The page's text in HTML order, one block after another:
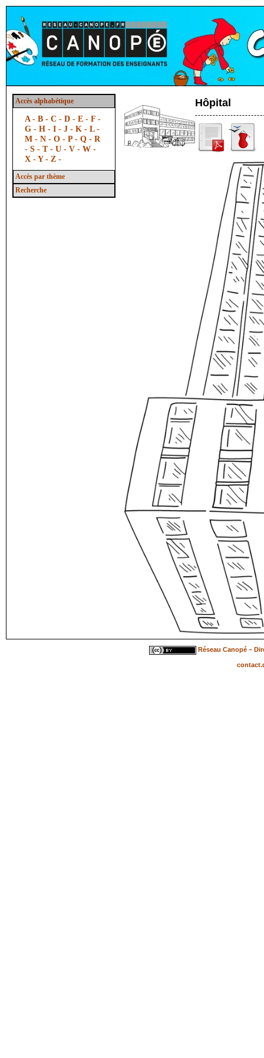
Accès alphabétique
A - B - C - D - E - F -
G - H - I - J - K - L -
M - N - O - P - Q - R
- S - T - U - V - W -
X -Y - Z -
Accès par thème
Recherche
Hôpital
Réseau Canopé –